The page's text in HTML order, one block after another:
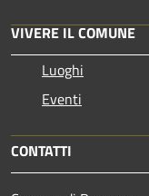
VIVERE IL COMUNE
Luoghi
Eventi
CONTATTI